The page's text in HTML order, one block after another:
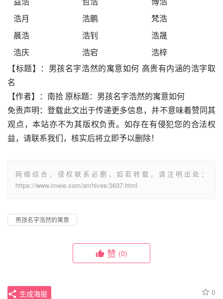
浩月
浩鹏
梵浩
晨浩
浩钊
浩晟
浩庆
浩宕
浩梓
【标题】：男孩名字浩然的寓意如何 高贵有内涵的浩字取
名
【作者】：南拾 原标题：男孩名字浩然的寓意如何
免责声明：登载此文出于传递更多信息，并不意味着赞同其
观点，本站亦不为其版权负责。如存在有侵犯您的合法权
益，请联系我们，核实后将立即予以删除！
网络综合，侵权联系必删，如若转载，请注明出处：
https://www.imeie.com/archives/3637.html
男孩名字浩然的寓意
赞 (0)
0
生成海报